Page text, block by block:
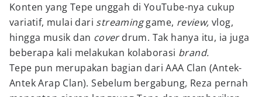
Konten yang Tepe unggah di YouTube-nya cukup
variatif, mulai dari streaminggame, review, vlog,
hingga musik dan coverdrum. Tak hanya itu, ia juga
beberapa kali melakukan kolaborasi brand.
Tepe pun merupakan bagian dari AAA Clan (Antek-
Antek Arap Clan). Sebelum bergabung, Reza pernah